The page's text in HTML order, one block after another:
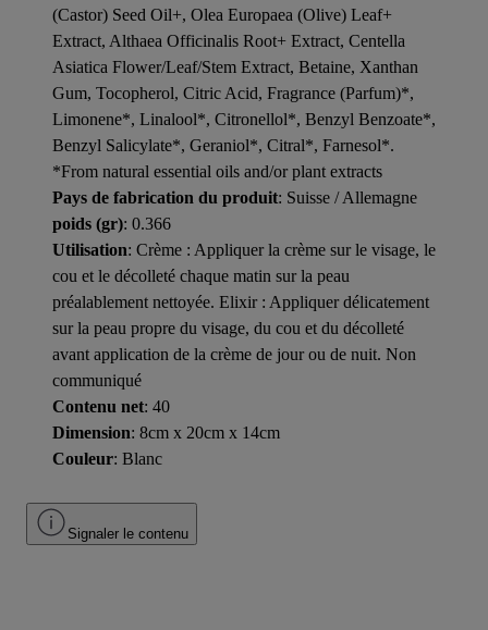
(Castor) Seed Oil+, Olea Europaea (Olive) Leaf+
Extract, Althaea Officinalis Root+ Extract, Centella
Asiatica Flower/Leaf/Stem Extract, Betaine, Xanthan
Gum, Tocopherol, Citric Acid, Fragrance (Parfum)*,
Limonene*, Linalool*, Citronellol*, Benzyl Benzoate*,
Benzyl Salicylate*, Geraniol*, Citral*, Farnesol*.
*From natural essential oils and/or plant extracts
Pays de fabrication du produit: Suisse / Allemagne
poids (gr): 0.366
Utilisation: Crème : Appliquer la crème sur le visage, le
cou et le décolleté chaque matin sur la peau
préalablement nettoyée. Elixir : Appliquer délicatement
sur la peau propre du visage, du cou et du décolleté
avant application de la crème de jour ou de nuit. Non
communiqué
Contenu net: 40
Dimension: 8cm x 20cm x 14cm
Couleur: Blanc
Signaler le contenu